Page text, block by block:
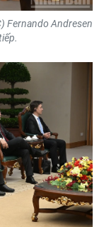
Fernando Andresen